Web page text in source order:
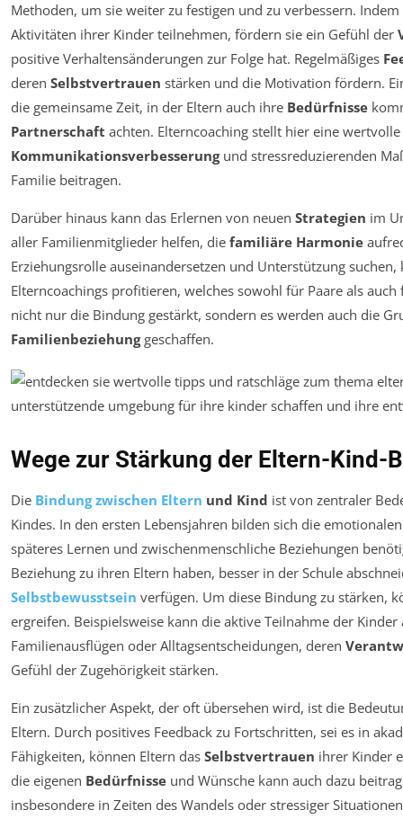
Methoden, um sie weiter zu festigen und zu verbessern.
Aktivitäten ihrer Kinder teilnehmen, fördern sie ein Gefühl der
positive Verhaltensänderungen zur Folge hat. Regelmäßiges
deren Selbstvertrauen stärken und die Motivation fördern.
die gemeinsame Zeit, in der Eltern auch ihre Bedürfnisse
Partnerschaft achten. Elterncoaching stellt hier eine
Kommunikationsverbesserungund stressreduzierenden
Familie beitragen.
Darüber hinaus kann das Erlernen von neuen Strategien im
aller Familienmitglieder helfen, die familiäre Harmonie
Erziehungsrolle auseinandersetzen und Unterstützung
Elterncoachings profitieren, welches sowohl für Paare als
nicht nur die Bindung gestärkt, sondern es werden auch die
Familienbeziehunggeschaffen.
Wege zur Stärkung der Eltern-Kind-
Die Bindung zwischen Eltern und Kind ist von zentraler
Kindes. In den ersten Lebensjahren bilden sich die
späteres Lernen und zwischenmenschliche Beziehungen
Beziehung zu ihren Eltern haben, besser in der Schule
Selbstbewusstsein verfügen. Um diese Bindung zu stärken,
ergreifen. Beispielsweise kann die aktive Teilnahme der Kinder
Familienausflügen oder Alltagsentscheidungen, deren
Gefühl der Zugehörigkeit stärken.
Ein zusätzlicher Aspekt, der oft übersehen wird, ist die
Eltern. Durch positives Feedback zu Fortschritten, sei es in
Fähigkeiten, können Eltern das Selbstvertrauen ihrer Kinder
die eigenen Bedürfnisse und Wünsche kann auch dazu
insbesondere in Zeiten des Wandels oder stressiger